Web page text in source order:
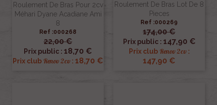
Roulement De Bras Pour 2cv
Méhari Dyane Acadiane Ami
8
Ref :000268
22,00 €
Prix public : 18,70 €
Prix club Renov 2cv : 18,70 €
Roulement De Bras Lot De 8
Pieces
Ref :000269
174,00 €
Prix public : 147,90 €
Prix club Renov 2cv:
147,90 €